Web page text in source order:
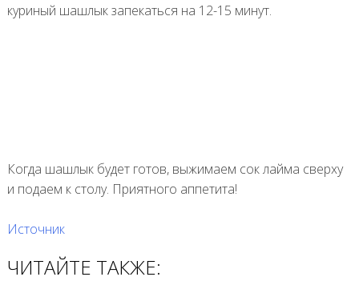
куриный шашлык запекаться на 12-15 минут.
Когда шашлык будет готов, выжимаем сок лайма сверху
и подаем к столу. Приятного аппетита!
Источник
ЧИТАЙТЕ ТАКЖЕ: